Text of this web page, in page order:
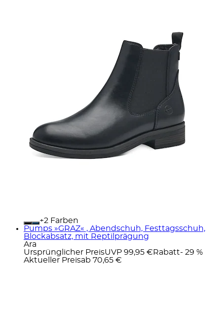
+
Farben
Pumps »GRAZ« , Abendschuh, Festtagsschuh,
Blockabsatz, mit Reptilprägung
Ara
Ursprünglicher PreisUVP 99,95 € Rabatt- 29 %
Aktueller Preisab 70,65 €